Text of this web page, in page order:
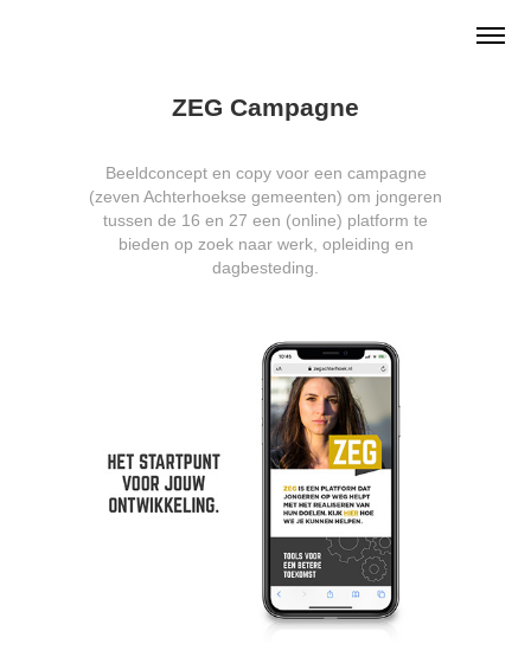
ZEG Campagne
Beeldconcept en copy voor een campagne
(zeven Achterhoekse gemeenten) om jongeren
tussen de 16 en 27 een (online) platform te
bieden op zoek naar werk, opleiding en
dagbesteding.